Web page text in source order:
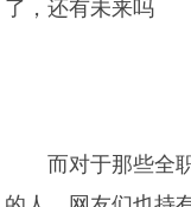
而对于那些全